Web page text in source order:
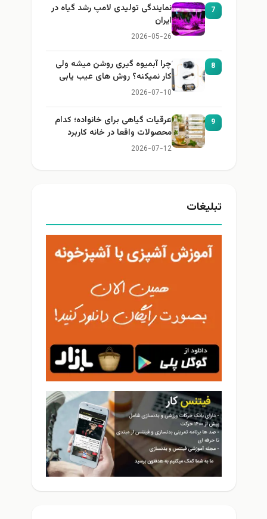
7
نمایندگی تولیدی لامپ رشد گیاه در
ایران
2026-05-26
8
چرا آبمیوه گیری روشن میشه ولی
کار نمیکنه؟ روش های عیب یابی
2026-07-10
9
عرقیات گیاهی برای خانواده؛ کدام
محصولات واقعا در خانه کاربرد
دارند؟
2026-07-12
تبلیغات